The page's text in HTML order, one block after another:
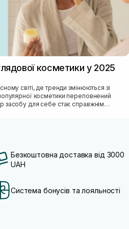
косметики у 2025
косметики переповнений
засобу для себе стає справжнім
Безкоштовна доставка від 3000
UAH
Система бонусів та лояльності